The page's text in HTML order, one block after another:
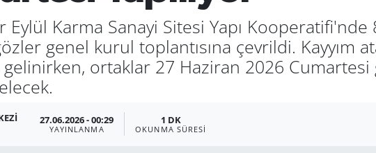
Eylül Karma Sanayi Sitesi Yapı
genel kurul toplantısına çevrildi. Kayyım
gelinirken, ortaklar 27 Haziran 2026
27.06.2026 - 00:29
YAYINLANMA
1 DK
OKUNMA SÜRESI